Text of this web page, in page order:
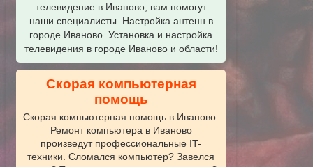
телевидение в Иваново, вам помогут
наши специалисты. Настройка антенн в
городе Иваново. Установка и настройка
телевидения в городе Иваново и области!
Скорая компьютерная
помощь
Скорая компьютерная помощь в Иваново.
Ремонт компьютера в Иваново
произведут профессиональные IT-
техники. Сломался компьютер? Завелся